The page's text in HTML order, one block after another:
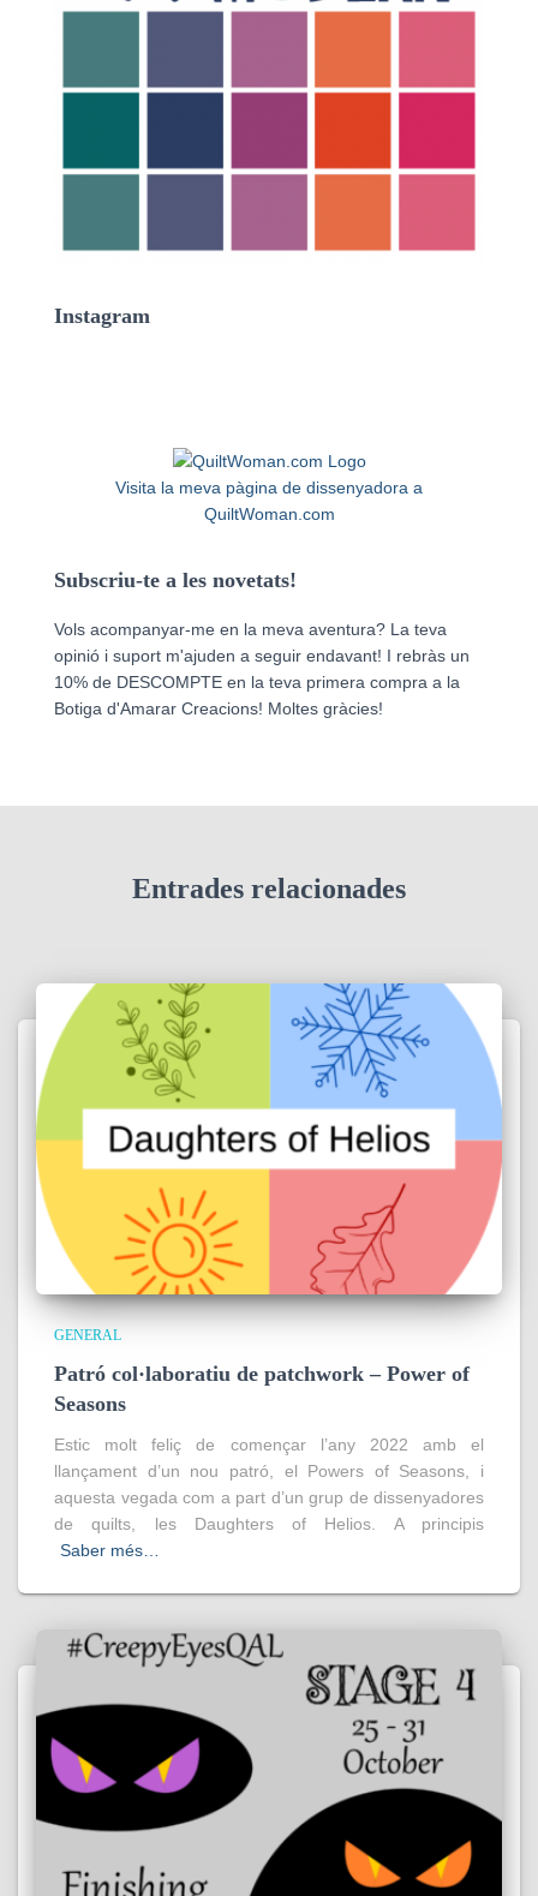
Instagram
Visita la meva pàgina de dissenyadora a
QuiltWoman.com
Subscriu-te a les novetats!
Vols acompanyar-me en la meva aventura? La teva
opinió i suport m'ajuden a seguir endavant! I rebràs un
10% de DESCOMPTE en la teva primera compra a la
Botiga d'Amarar Creacions! Moltes gràcies!
Entrades relacionades
GENERAL
Patró col·laboratiu de patchwork – Power of
Seasons
Estic molt feliç de començar l’any 2022 amb el
llançament d’un nou patró, el Powers of Seasons, i
aquesta vegada com a part d’un grup de dissenyadores
de quilts, les Daughters of Helios. A principis
Saber més…